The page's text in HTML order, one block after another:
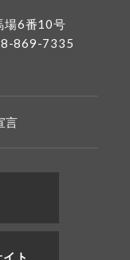
場6番10号
869-7335
言
ト